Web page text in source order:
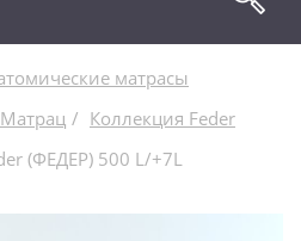
матрасы
Коллекция Feder
(ФЕДЕР) 500 L/+7L